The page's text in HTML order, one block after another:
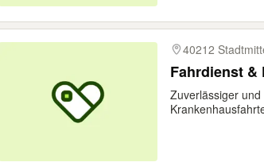
40212
Fahrdienst &
Zuverlässiger